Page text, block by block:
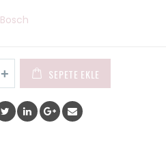
Bosch
SEPETE EKLE